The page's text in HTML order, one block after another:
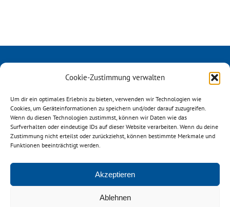
Cookie-Zustimmung verwalten
Um dir ein optimales Erlebnis zu bieten, verwenden wir Technologien wie
Cookies, um Geräteinformationen zu speichern und/oder darauf zuzugreifen.
Wenn du diesen Technologien zustimmst, können wir Daten wie das
Surfverhalten oder eindeutige IDs auf dieser Website verarbeiten. Wenn du deine
Zustimmung nicht erteilst oder zurückziehst, können bestimmte Merkmale und
Funktionen beeinträchtigt werden.
Akzeptieren
Ablehnen
Österreichischer ReiseVerband
Mechelgasse 1/3
A-1030 Wien
office@oerv.at